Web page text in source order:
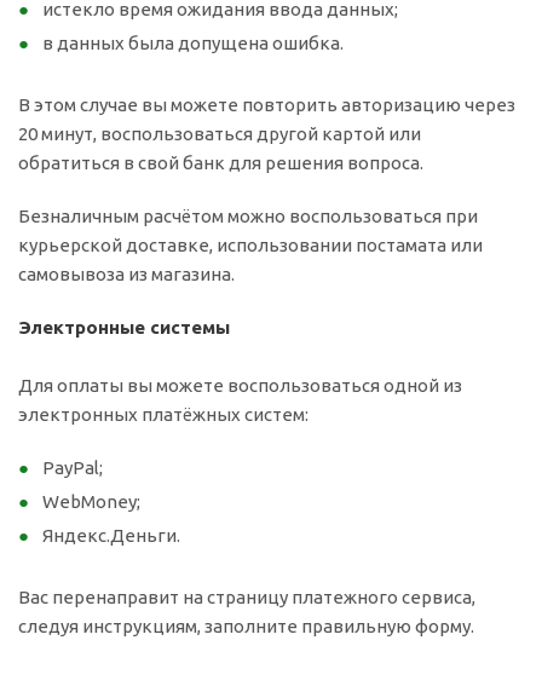
истекло время ожидания ввода данных;
в данных была допущена ошибка.
В этом случае вы можете повторить авторизацию через
20 минут, воспользоваться другой картой или
обратиться в свой банк для решения вопроса.
Безналичным расчётом можно воспользоваться при
курьерской доставке, использовании постамата или
самовывоза из магазина.
Электронные системы
Для оплаты вы можете воспользоваться одной из
электронных платёжных систем:
PayPal;
WebMoney;
Яндекс.Деньги.
Вас перенаправит на страницу платежного сервиса,
следуя инструкциям, заполните правильную форму.